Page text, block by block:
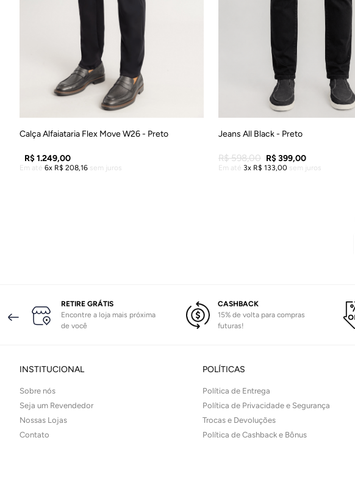
42 44
Calça Alfaiataria Flex Move W26 - Preto
R$1.249,00
Em até 6 R$ 208,16 sem juros
40 42 46
Jeans All Black - Preto
R$ 598,00 R$399,00
Em até 3 R$ 133,00 sem juros
RETIRE GRÁTIS
Encontre a loja mais próxima
de você
CASHBACK
15% de volta para compras
futuras!
INSTITUCIONAL
Sobre nós
Seja um Revendedor
Nossas Lojas
Contato
POLÍTICAS
Política de Entrega
Política de Privacidade e Segurança
Trocas e Devoluções
Política de Cashback e Bônus